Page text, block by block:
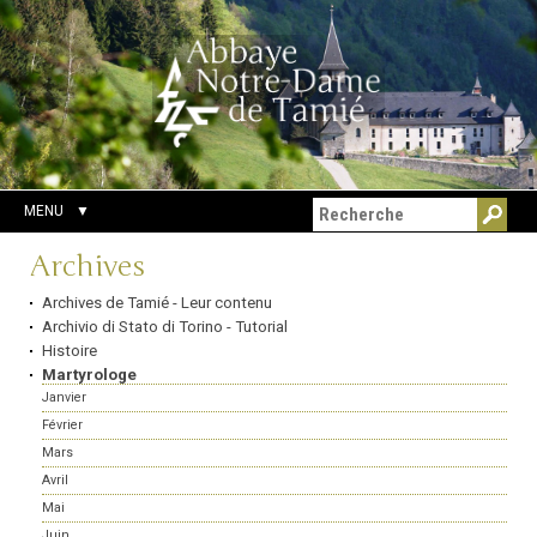
Aller
au
contenu.
|
Aller
à
la
navigation
Outils
personnels
Chercher par
Recherche
avancée…
MENU
Navigation
Archives
Archives de Tamié - Leur contenu
Archivio di Stato di Torino - Tutorial
Histoire
Martyrologe
Janvier
Février
Mars
Avril
Mai